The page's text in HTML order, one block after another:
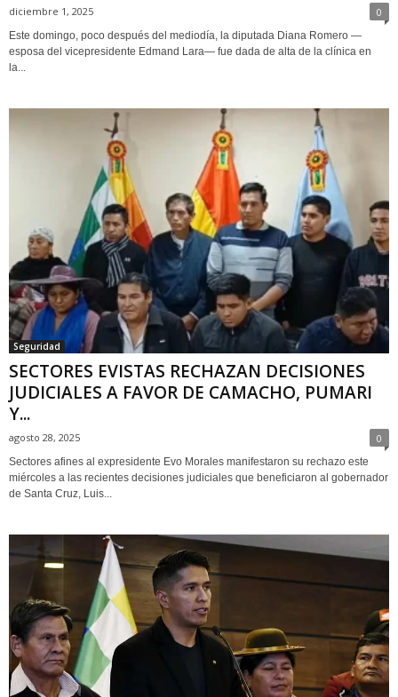
diciembre 1, 2025 0
Este domingo, poco después del mediodía, la diputada Diana Romero —
esposa del vicepresidente Edmand Lara— fue dada de alta de la clínica en
la...
Seguridad
SECTORES EVISTAS RECHAZAN DECISIONES
JUDICIALES A FAVOR DE CAMACHO, PUMARI
Y...
agosto 28, 2025 0
Sectores afines al expresidente Evo Morales manifestaron su rechazo este
miércoles a las recientes decisiones judiciales que beneficiaron al gobernador
de Santa Cruz, Luis...